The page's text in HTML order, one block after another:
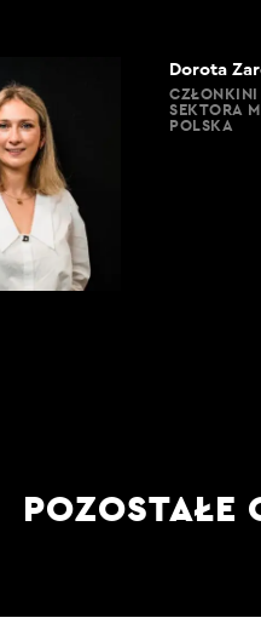
Dorota
CZŁONKINI
SEKTORA
POLSKA